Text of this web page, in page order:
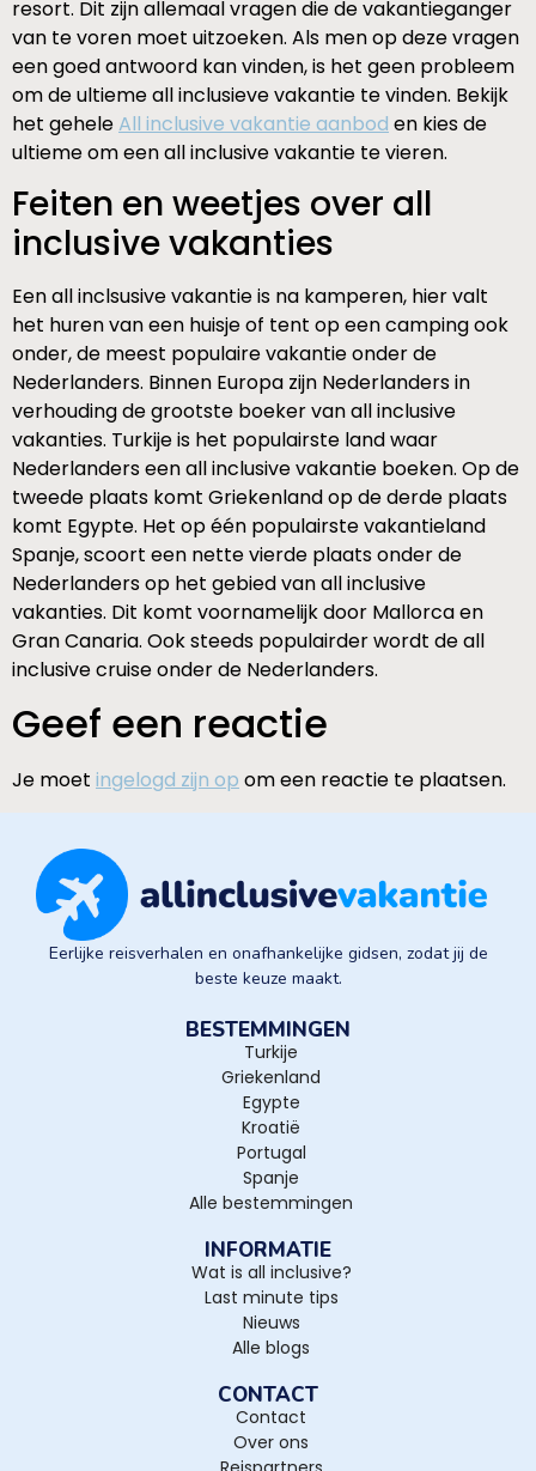
resort. Dit zijn allemaal vragen die de vakantieganger
van te voren moet uitzoeken. Als men op deze vragen
een goed antwoord kan vinden, is het geen probleem
om de ultieme all inclusieve vakantie te vinden. Bekijk
het geheleAll inclusive vakantie aanbod en kies de
ultieme om een all inclusive vakantie te vieren.
Feiten en weetjes over all
inclusive vakanties
Een all inclsusive vakantie is na kamperen, hier valt
het huren van een huisje of tent op een camping ook
onder, de meest populaire vakantie onder de
Nederlanders. Binnen Europa zijn Nederlanders in
verhouding de grootste boeker van all inclusive
vakanties. Turkije is het populairste land waar
Nederlanders een all inclusive vakantie boeken. Op de
tweede plaats komt Griekenland op de derde plaats
komt Egypte. Het op één populairste vakantieland
Spanje, scoort een nette vierde plaats onder de
Nederlanders op het gebied van all inclusive
vakanties. Dit komt voornamelijk door Mallorca en
Gran Canaria. Ook steeds populairder wordt de all
inclusive cruise onder de Nederlanders.
Geef een reactie
Je moet ingelogd zijn op om een reactie te plaatsen.
Eerlijke reisverhalen en onafhankelijke gidsen, zodat jij de
beste keuze maakt.
BESTEMMINGEN
Turkije
Griekenland
Egypte
Kroatië
Portugal
Spanje
Alle bestemmingen
INFORMATIE
Wat is all inclusive?
Last minute tips
Nieuws
Alle blogs
CONTACT
Contact
Over ons